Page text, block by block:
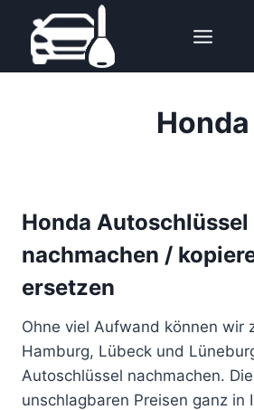
Inhalt
springen
Honda
Honda Autoschlüssel
nachmachen /
ersetzen
Ohne viel Aufwand können wir
Hamburg, Lübeck und
Autoschlüssel nachmachen.
unschlagbaren Preisen ganz in